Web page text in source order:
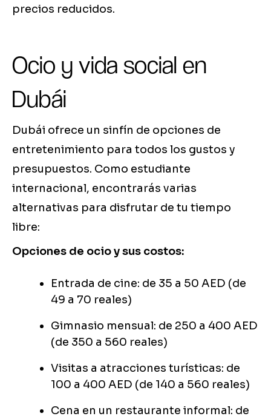
precios reducidos.
Ocio y vida social en
Dubái
Dubái ofrece un sinfín de opciones de
entretenimiento para todos los gustos y
presupuestos. Como estudiante
internacional, encontrarás varias
alternativas para disfrutar de tu tiempo
libre:
Opciones de ocio y sus costos:
Entrada de cine: de 35 a 50 AED (de
49 a 70 reales)
Gimnasio mensual: de 250 a 400 AED
(de 350 a 560 reales)
Visitas a atracciones turísticas: de
100 a 400 AED (de 140 a 560 reales)
Cena en un restaurante informal: de